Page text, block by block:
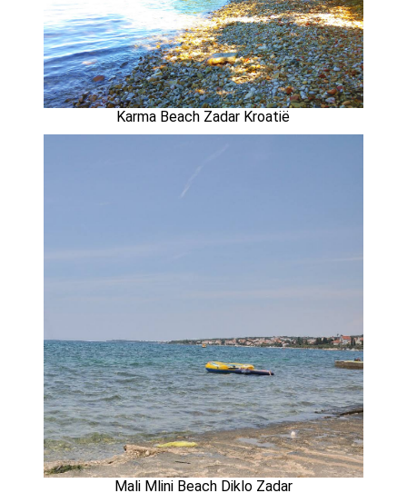
Karma Beach Zadar Kroatië
Mali Mlini Beach Diklo Zadar